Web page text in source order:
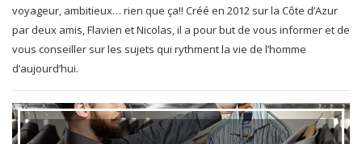
voyageur, ambitieux… rien que ça!! Créé en 2012 sur la Côte d’Azur
par deux amis, Flavien et Nicolas, il a pour but de vous informer et de
vous conseiller sur les sujets qui rythment la vie de l’homme
d’aujourd’hui.